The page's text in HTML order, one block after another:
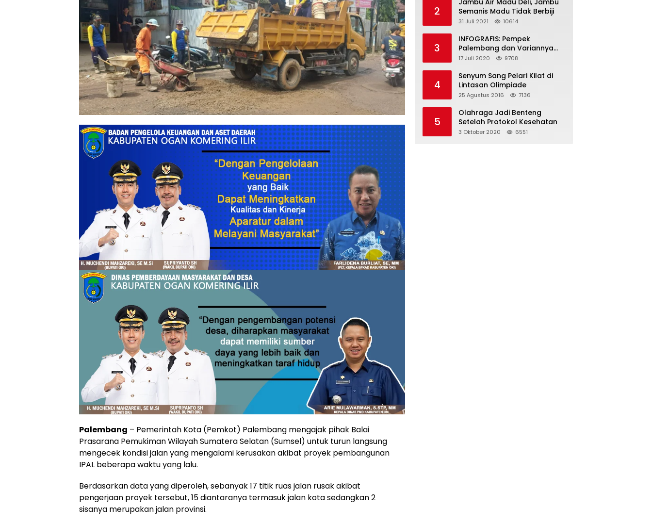
Palembang – Pemerintah Kota (Pemkot) Palembang mengajak pihak Balai
Prasarana Pemukiman Wilayah Sumatera Selatan (Sumsel) untuk turun langsung
mengecek kondisi jalan yang mengalami kerusakan akibat proyek pembangunan
IPAL beberapa waktu yang lalu.
Berdasarkan data yang diperoleh, sebanyak 17 titik ruas jalan rusak akibat
pengerjaan proyek tersebut, 15 diantaranya termasuk jalan kota sedangkan 2
sisanya merupakan jalan provinsi.
2
Jambu Air Madu Deli, Jambu
Semanis Madu Tidak Berbiji
31 Juli 2021 10614
3
INFOGRAFIS: Pempek
Palembang dan Variannya
yang Melegenda
17 Juli 2020 9708
4
Senyum Sang Pelari Kilat di
Lintasan Olimpiade
25 Agustus 2016 7136
5
Olahraga Jadi Benteng
Setelah Protokol Kesehatan
3 Oktober 2020 6551